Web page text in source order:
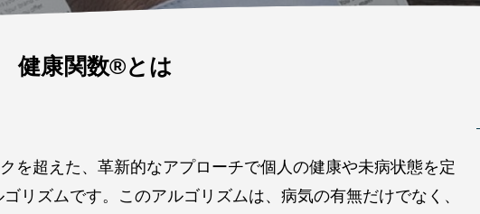
健康関数®︎とは
を超えた、革新的なアプローチで個人の健康や未病状態を定
リズムです。このアルゴリズムは、病気の有無だけでなく、